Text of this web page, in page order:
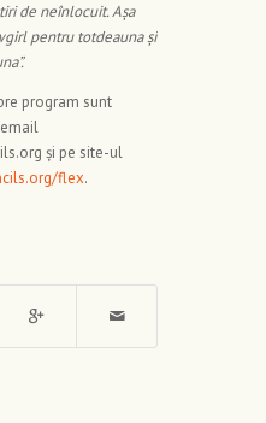
de neînlocuit. Așa
pentru totdeauna și
program sunt
și pe site-ul
flex.